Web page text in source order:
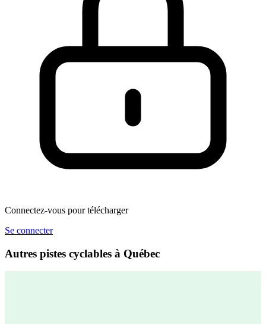
Connectez-vous pour télécharger
Se connecter
Autres pistes cyclables à Québec